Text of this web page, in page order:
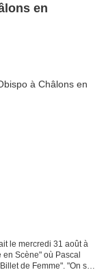
en
le mercredi 31 août à
Scène" où Pascal
de Femme". "On se